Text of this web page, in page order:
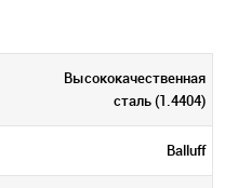
Высококачественная
сталь (1.4404)
Balluff